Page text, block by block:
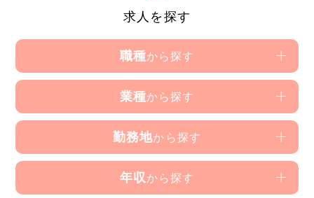
求人を探す
職種から探す
業種から探す
勤務地から探す
年収 から探す